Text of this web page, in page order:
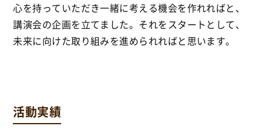
心を持っていただき一緒に考える機会を作れればと、
講演会の企画を立てました。それをスタートとして、
未来に向けた取り組みを進められればと思います。
活動実績